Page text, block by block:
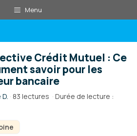
Menu
Crédit Mutuel : Ce
savoir pour les
bancaire
· 83 lectures · Durée de lecture :